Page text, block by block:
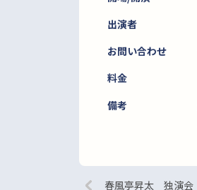
出演者
お問い合わせ
料金
備考
春風亭昇太 独演会